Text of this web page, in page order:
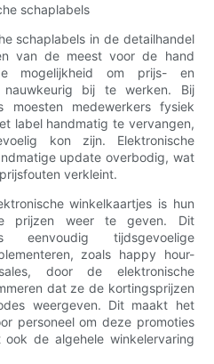
schaplabels
schaplabels in de detailhandel
van de meest voor de hand
mogelijkheid om prijs- en
nauwkeurig bij te werken. Bij
moesten medewerkers fysiek
label handmatig te vervangen,
kon zijn. Elektronische
update overbodig, wat
verkleint.
winkelkaartjes is hun
prijzen weer te geven. Dit
tijdsgevoelige
zoals happy hour-
door de elektronische
dat ze de kortingsprijzen
weergeven. Dit maakt het
personeel om deze promoties
de algehele winkelervaring